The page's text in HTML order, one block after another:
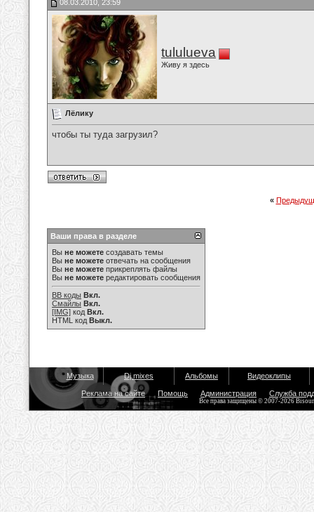
08.03.2010, 23:59
tululueva
Живу я здесь
Лёлику
чтобы ты туда загрузил?
«
Ваши права в разделе
Вы не можете создавать темы
Вы не можете отвечать на сообщения
Вы не можете прикреплять файлы
Вы не можете редактировать сообщения
BB коды Вкл.
Смайлы Вкл.
[IMG] код Вкл.
HTML код Выкл.
Музыка Dj mixes Альбомы Видеоклипы
Реклама на сайте Помощь Администрация Служба
Все права защищены © 2007-2026